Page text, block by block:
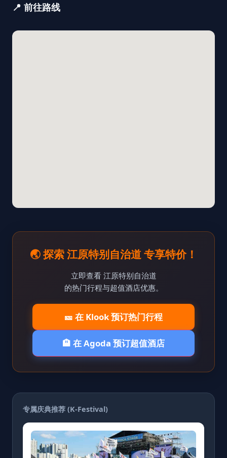
📍 前往路线
🌏 探索 江原特别自治道 专享特价！
立即查看 江原特别自治道
的热门行程与超值酒店优惠。
🎫 在 Klook 预订热门行程
🏨 在 Agoda 预订超值酒店
专属庆典推荐 (K-Festival)